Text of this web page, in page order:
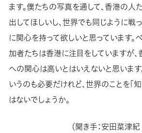
ます。僕たちの写真を通して、香港の人
出してほしいし、世界でも同じように戦
に関心を持って欲しいと思っています。
加者たちは香港に注目をしていますが
への関心は高いとはいえないと思います
いうのも必要だけれど、世界のことを「
はないでしょうか。
（聞き手：安田菜津